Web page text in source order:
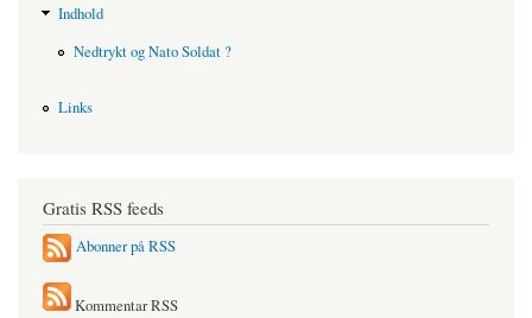
Indhold
Nedtrykt og Nato Soldat ?
Links
Gratis RSS feeds
Abonner på RSS
Kommentar RSS